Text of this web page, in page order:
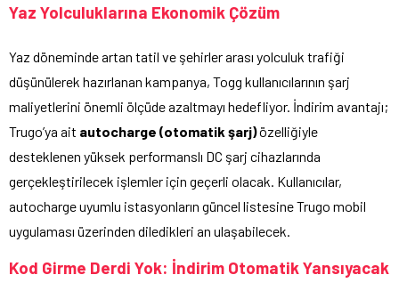
Yaz Yolculuklarına Ekonomik Çözüm
Yaz döneminde artan tatil ve şehirler arası yolculuk trafiği
düşünülerek hazırlanan kampanya, Togg kullanıcılarının şarj
maliyetlerini önemli ölçüde azaltmayı hedefliyor. İndirim avantajı;
Trugo’ya ait autocharge (otomatik şarj)özelliğiyle
desteklenen yüksek performanslı DC şarj cihazlarında
gerçekleştirilecek işlemler için geçerli olacak. Kullanıcılar,
autocharge uyumlu istasyonların güncel listesine Trugo mobil
uygulaması üzerinden diledikleri an ulaşabilecek.
Kod Girme Derdi Yok: İndirim Otomatik Yansıyacak